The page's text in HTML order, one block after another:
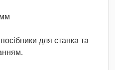
для станка та